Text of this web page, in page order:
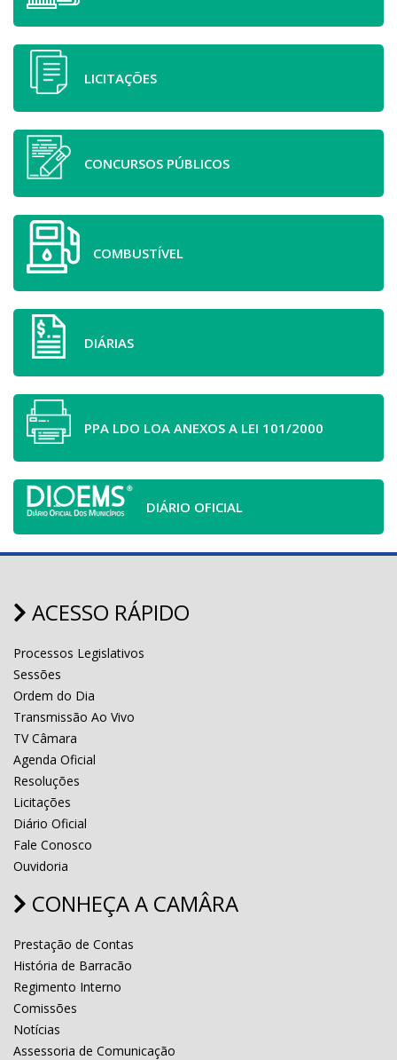
LICITAÇÕES
CONCURSOS PÚBLICOS
COMBUSTÍVEL
DIÁRIAS
PPA LDO LOA ANEXOS A LEI 101/2000
DIÁRIO OFICIAL
ACESSO RÁPIDO
Processos Legislativos
Sessões
Ordem do Dia
Transmissão Ao Vivo
TV Câmara
Agenda Oficial
Resoluções
Licitações
Diário Oficial
Fale Conosco
Ouvidoria
CONHEÇA A CAMÂRA
Prestação de Contas
História de Barracão
Regimento Interno
Comissões
Notícias
Assessoria de Comunicação